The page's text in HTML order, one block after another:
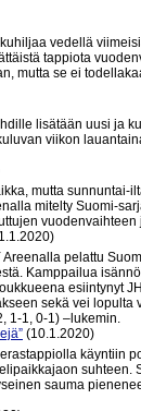
vedellä
tappiota
mutta se ei
lisätään uusi ja
viikon
mutta sunnuntai-
mitelty Suomi-
pelattu
Kamppailua
esiintynyt
sekä vei
1-1, 0-1) –lukemin.
(10.1.2020)
käyntiin
suhteen.
sauma